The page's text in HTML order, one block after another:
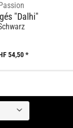
"Dalhi"
54,50 *